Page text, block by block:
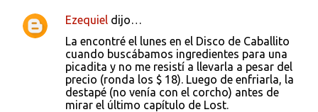
Ezequiel dijo…
La encontré el lunes en el Disco de Caballito
cuando buscábamos ingredientes para una
picadita y no me resistí a llevarla a pesar del
precio (ronda los $ 18). Luego de enfriarla, la
destapé (no venía con el corcho) antes de
mirar el último capítulo de Lost.